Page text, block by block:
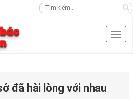
đã hài lòng với nhau